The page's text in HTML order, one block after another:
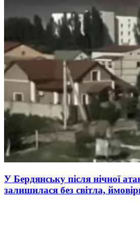
У Бердянську після нічної
залишилася без світла,